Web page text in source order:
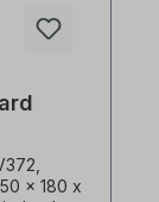
x 180 x